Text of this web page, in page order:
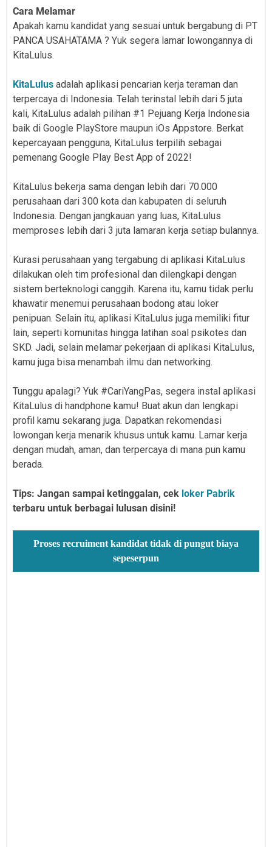
Cara Melamar
Apakah kamu kandidat yang sesuai untuk bergabung di PT
PANCA USAHATAMA ? Yuk segera lamar lowongannya di
KitaLulus.
KitaLulus adalah aplikasi pencarian kerja teraman dan
terpercaya di Indonesia. Telah terinstal lebih dari 5 juta
kali, KitaLulus adalah pilihan #1 Pejuang Kerja Indonesia
baik di Google PlayStore maupun iOs Appstore. Berkat
kepercayaan pengguna, KitaLulus terpilih sebagai
pemenang Google Play Best App of 2022!
KitaLulus bekerja sama dengan lebih dari 70.000
perusahaan dari 300 kota dan kabupaten di seluruh
Indonesia. Dengan jangkauan yang luas, KitaLulus
memproses lebih dari 3 juta lamaran kerja setiap bulannya.
Kurasi perusahaan yang tergabung di aplikasi KitaLulus
dilakukan oleh tim profesional dan dilengkapi dengan
sistem berteknologi canggih. Karena itu, kamu tidak perlu
khawatir menemui perusahaan bodong atau loker
penipuan. Selain itu, aplikasi KitaLulus juga memiliki fitur
lain, seperti komunitas hingga latihan soal psikotes dan
SKD. Jadi, selain melamar pekerjaan di aplikasi KitaLulus,
kamu juga bisa menambah ilmu dan networking.
Tunggu apalagi? Yuk #CariYangPas, segera instal aplikasi
KitaLulus di handphone kamu! Buat akun dan lengkapi
profil kamu sekarang juga. Dapatkan rekomendasi
lowongan kerja menarik khusus untuk kamu. Lamar kerja
dengan mudah, aman, dan terpercaya di mana pun kamu
berada.
Tips: Jangan sampai ketinggalan, cek loker Pabrik
terbaru untuk berbagai lulusan disini!
Proses recruiment kandidat tidak di pungut biaya
sepeserpun